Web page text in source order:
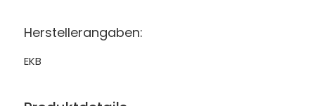
Herstellerangaben:
EKB